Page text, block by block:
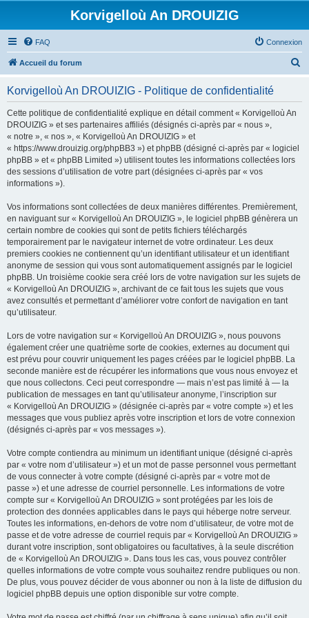
Korvigelloù An DROUIZIG
FAQ Connexion
Accueil du forum
Korvigelloù An DROUIZIG - Politique de confidentialité
Cette politique de confidentialité explique en détail comment « Korvigelloù An
DROUIZIG » et ses partenaires affiliés (désignés ci-après par « nous »,
« notre », « nos », « Korvigelloù An DROUIZIG » et
« https://www.drouizig.org/phpBB3 ») et phpBB (désigné ci-après par « logiciel
phpBB » et « phpBB Limited ») utilisent toutes les informations collectées lors
des sessions d’utilisation de votre part (désignées ci-après par « vos
informations »).
Vos informations sont collectées de deux manières différentes. Premièrement,
en naviguant sur « Korvigelloù An DROUIZIG », le logiciel phpBB génèrera un
certain nombre de cookies qui sont de petits fichiers téléchargés
temporairement par le navigateur internet de votre ordinateur. Les deux
premiers cookies ne contiennent qu’un identifiant utilisateur et un identifiant
anonyme de session qui vous sont automatiquement assignés par le logiciel
phpBB. Un troisième cookie sera créé lors de votre navigation sur les sujets de
« Korvigelloù An DROUIZIG », archivant de ce fait tous les sujets que vous
avez consultés et permettant d’améliorer votre confort de navigation en tant
qu’utilisateur.
Lors de votre navigation sur « Korvigelloù An DROUIZIG », nous pouvons
également créer une quatrième sorte de cookies, externes au document qui
est prévu pour couvrir uniquement les pages créées par le logiciel phpBB. La
seconde manière est de récupérer les informations que vous nous envoyez et
que nous collectons. Ceci peut correspondre — mais n’est pas limité à — la
publication de messages en tant qu’utilisateur anonyme, l’inscription sur
« Korvigelloù An DROUIZIG » (désignée ci-après par « votre compte ») et les
messages que vous publiez après votre inscription et lors de votre connexion
(désignés ci-après par « vos messages »).
Votre compte contiendra au minimum un identifiant unique (désigné ci-après
par « votre nom d’utilisateur ») et un mot de passe personnel vous permettant
de vous connecter à votre compte (désigné ci-après par « votre mot de
passe ») et une adresse de courriel personnelle. Les informations de votre
compte sur « Korvigelloù An DROUIZIG » sont protégées par les lois de
protection des données applicables dans le pays qui héberge notre serveur.
Toutes les informations, en-dehors de votre nom d’utilisateur, de votre mot de
passe et de votre adresse de courriel requis par « Korvigelloù An DROUIZIG »
durant votre inscription, sont obligatoires ou facultatives, à la seule discrétion
de « Korvigelloù An DROUIZIG ». Dans tous les cas, vous pouvez contrôler
quelles informations de votre compte vous souhaitez rendre publiques ou non.
De plus, vous pouvez décider de vous abonner ou non à la liste de diffusion du
logiciel phpBB depuis une option disponible sur votre compte.